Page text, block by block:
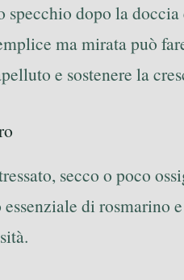
specchio dopo la
ma mirata può
e sostenere la
secco o poco
di rosmarino